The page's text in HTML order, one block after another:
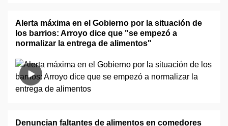
Alerta máxima en el Gobierno por la situación de
los barrios: Arroyo dice que "se empezó a
normalizar la entrega de alimentos"
Denuncian faltantes de alimentos en comedores